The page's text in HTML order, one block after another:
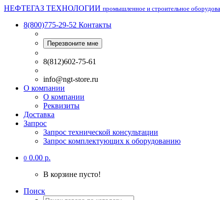
НЕФТЕГАЗ ТЕХНОЛОГИИ промышленное и строительное
8(800)775-29-52 Контакты
Перезвоните мне
8(812)602-75-61
info@ngt-store.ru
О компании
О компании
Реквизиты
Доставка
Запрос
Запрос технической консультации
Запрос комплектующих к оборудованию
0 0.00 р.
В корзине пусто!
Поиск